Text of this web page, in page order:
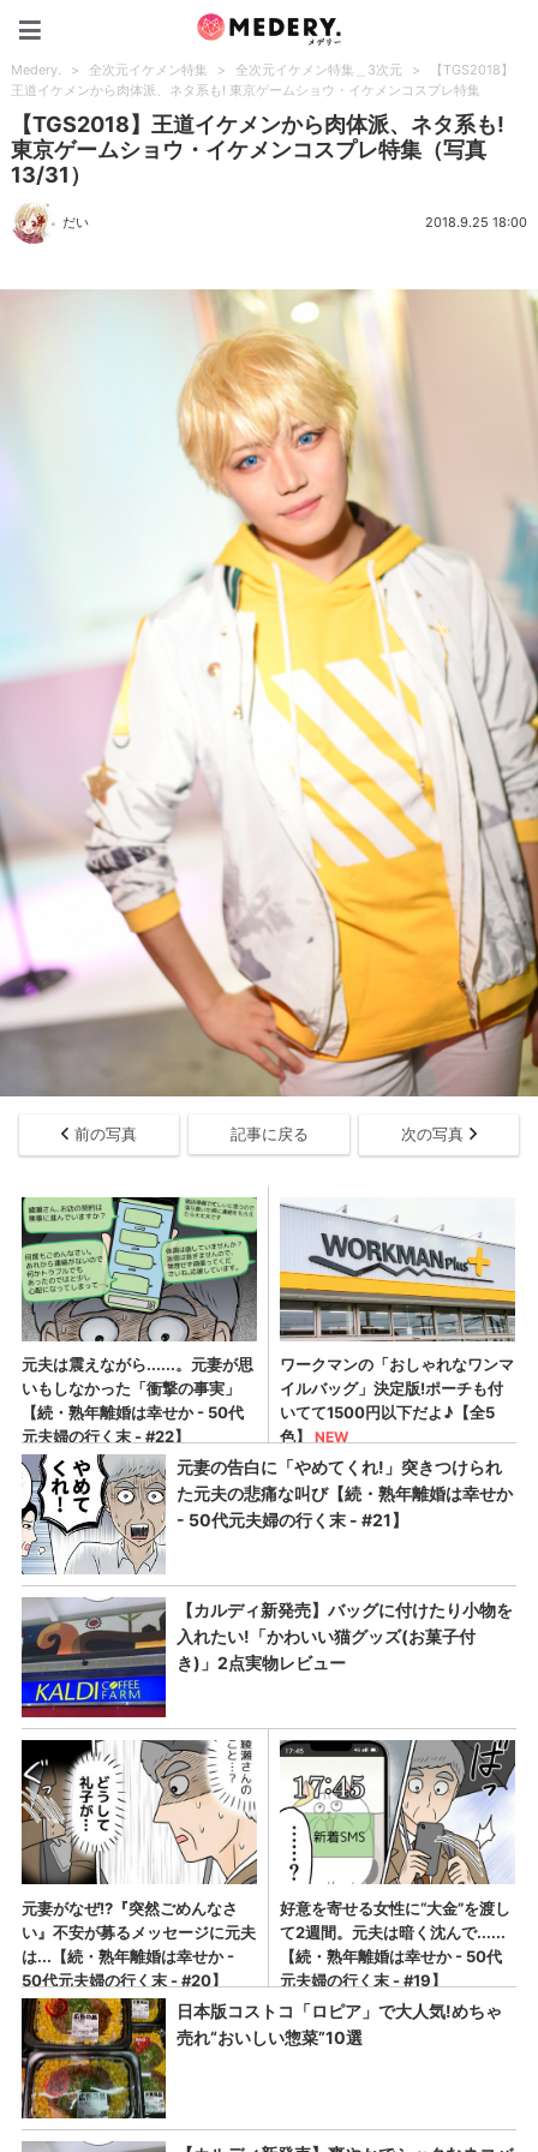
Medery. > 全次元イケメン特集 > 全次元イケメン特集＿3次元 >
【TGS2018】
王道イケメンから肉体派、ネタ系も! 東京ゲームショウ・イケメンコスプレ特集
【TGS2018】王道イケメンから肉体派、ネタ系も!
東京ゲームショウ・イケメンコスプレ特集（写真
13/31）
だい 2018.9.25 18:00
前の写真 記事に戻る 次の写真